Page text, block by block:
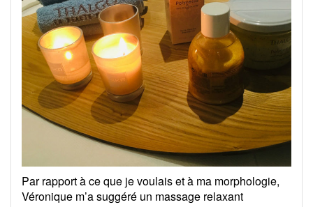
Par rapport à ce que je voulais et à ma morphologie,
Véronique m’a suggéré un massage relaxant